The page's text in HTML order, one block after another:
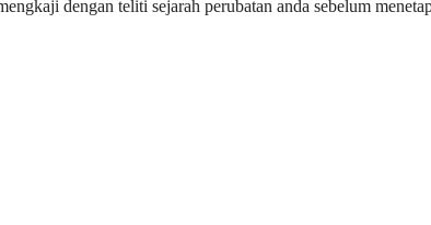
dengan teliti sejarah perubatan anda sebelum